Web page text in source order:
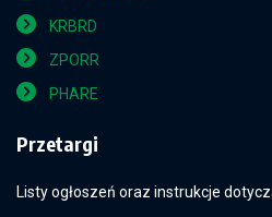
KRBRD
ZPORR
PHARE
Przetargi
Listy ogłoszeń oraz instrukcje